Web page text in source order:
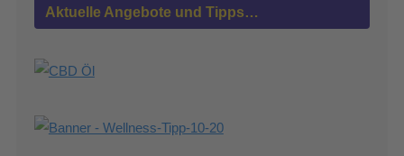
Aktuelle Angebote und Tipps…